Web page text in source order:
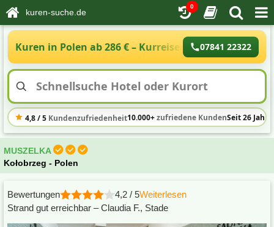
kuren-suche.de
0
Kuren in Polen ab 286 € – Kurreisen Polen an der
07841 22322
4,8 / 5 Kundenzufriedenheit10.000+ zufriedene KundenSeit 26
MUSZELKA
Kołobrzeg - Polen
Bewertungen 4,2 / 5Weiterlesen
Strand gut erreichbar – Claudia F., Stade